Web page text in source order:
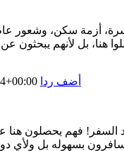
أزمة سكن، وشعور
أضف ردا
فهم يحصلون هنا
يسافرون بسهوله بل